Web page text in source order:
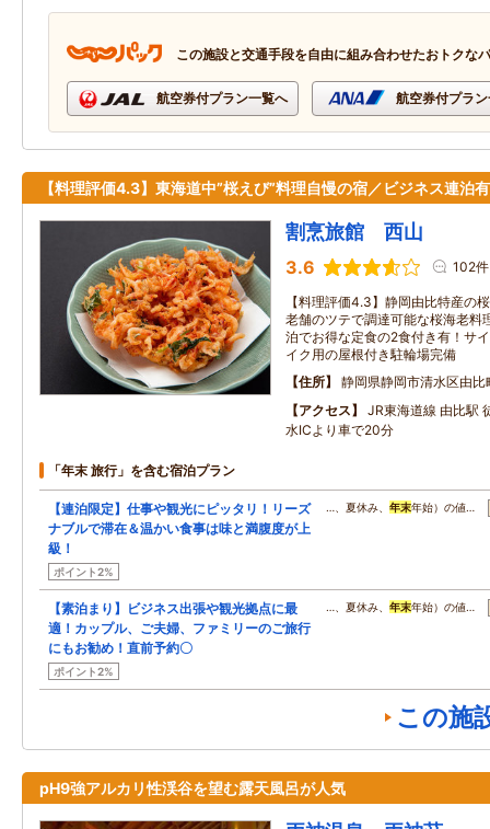
この施設と交通手段を自由に組み合わせたおトクな
航空券付プラン一覧へ 航空券付プラ
【料理評価4.3】東海道中”桜えび”料理自慢の宿／ビジネス連泊有
割烹旅館 西山
3.6 102件
【料理評価4.3】静岡由比特産の
老舗のツテで調達可能な桜海老料
泊でお得な定食の2食付き有！サ
イク用の屋根付き駐輪場完備
住所
静岡県静岡市清水区由比
アクセス
JR東海道線 由比駅
水ICより車で20分
「年末 旅行」を含む宿泊プラン
【連泊限定】仕事や観光にピッタリ！リーズ
ナブルで滞在＆温かい食事は味と満腹度が上
級！
ポイント2%
…、夏休み、 年末年始）の値…
【素泊まり】ビジネス出張や観光拠点に最
適！カップル、ご夫婦、ファミリーのご旅行
にもお勧め！直前予約〇
ポイント2%
…、夏休み、 年末年始）の値…
この施
pH9強アルカリ性渓谷を望む露天風呂が人気